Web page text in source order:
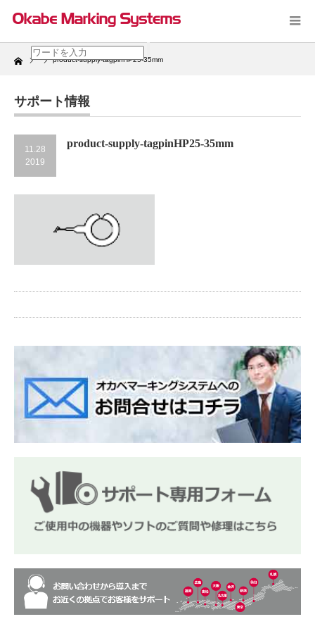
Home product-supply-tagpinHP25-35mm
サポート情報
11.28
2019
product-supply-tagpinHP25-35mm